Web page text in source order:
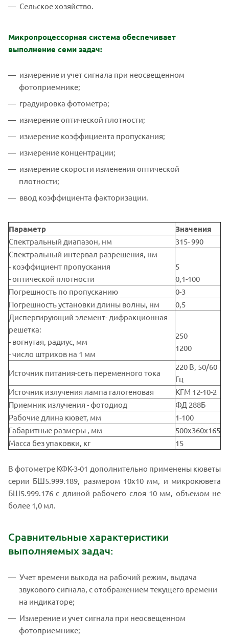
Сельское хозяйство.
Микропроцессорная система обеспечивает
выполнение семи задач:
измерение и учет сигнала при неосвещенном
фотоприемнике;
градуировка фотометра;
измерение оптической плотности;
измерение коэффициента пропускания;
измерение концентрации;
измерение скорости изменения оптической
плотности;
ввод коэффициента факторизации.
Параметр Значения
Спектральный диапазон, нм
315- 990
Спектральный интервал разрешения, нм
- коэффициент пропускания
- оптической плотности
5
0,1-100
Погрешность по пропусканию
0-3
Погрешность установки длины волны, нм
0,5
Диспергирующий элемент- дифракционная
решетка:
- вогнутая, радиус, мм
- число штрихов на 1 мм
250
1200
Источник питания-сеть переменного тока
220 В, 50/60
Гц
Источник излучения лампа галогеновая
КГМ 12-10-2
Приемник излучения - фотодиод
ФД 288Б
Рабочие длина кювет, мм
1-100
Габаритные размеры , мм
500x360x165
Масса без упаковки, кг
15
В фотометре КФК-3-01 дополнительно применены кюветы
серии БШ5.999.189, размером 10х10 мм, и микрокювета
БШ5.999.176 с длиной рабочего слоя 10 мм, объемом не
более 1,0 мл.
Сравнительные характеристики
выполняемых задач:
Учет времени выхода на рабочий режим, выдача
звукового сигнала, с отображением текущего времени
на индикаторе;
Измерение и учет сигнала при неосвещенном
фотоприемнике;